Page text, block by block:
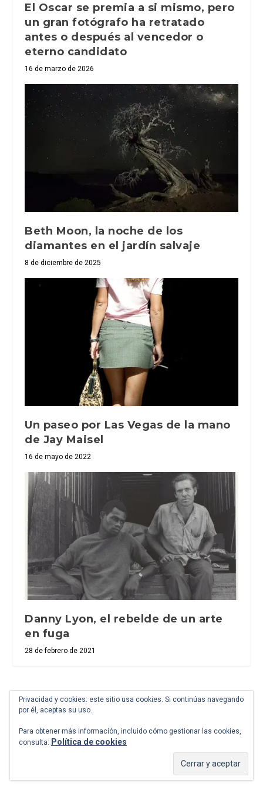
El Oscar se premia a si mismo, pero
un gran fotógrafo ha retratado
antes o después al vencedor o
eterno candidato
16 de marzo de 2026
Beth Moon, la noche de los
diamantes en el jardín salvaje
8 de diciembre de 2025
Un paseo por Las Vegas de la mano
de Jay Maisel
16 de mayo de 2022
Danny Lyon, el rebelde de un arte
en fuga
28 de febrero de 2021
Deja un comentario
Privacidad y cookies: este sitio usa cookies. Si continúas navegando
por él, aceptas su uso.
Para obtener más información, incluido cómo gestionar las cookies,
consulta: Política de cookies